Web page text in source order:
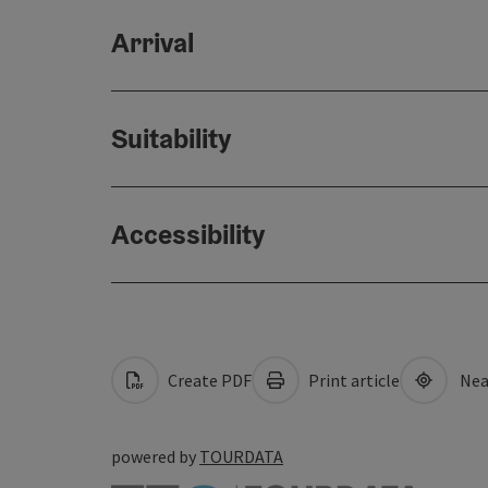
Arrival
Suitability
Accessibility
Create PDF Print article
powered by TOURDATA